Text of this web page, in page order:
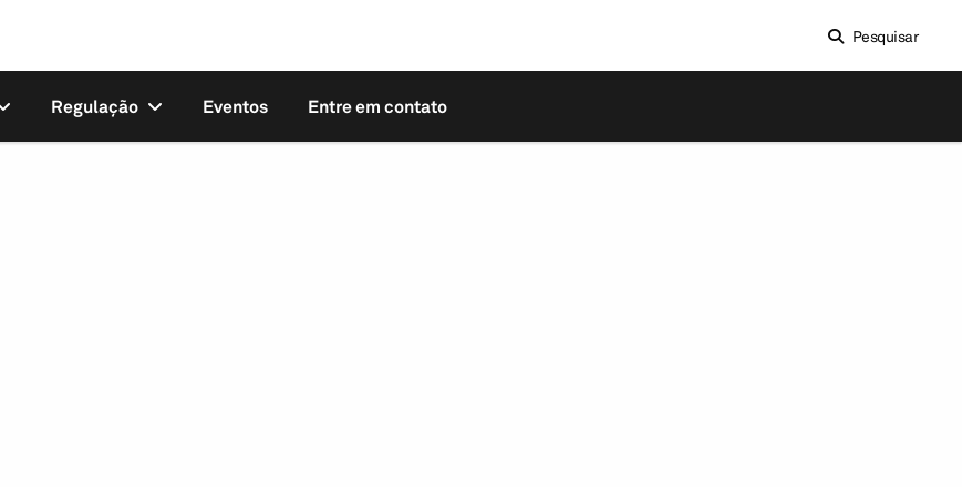
Pesquisar
Regulação Eventos Entre em contato